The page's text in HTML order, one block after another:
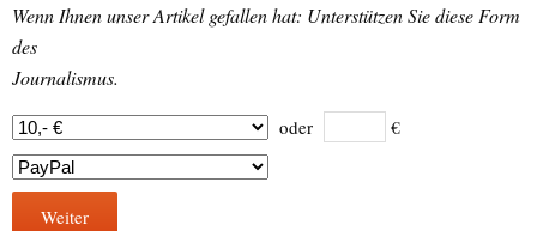
Wenn Ihnen unser Artikel gefallen hat: Unterstützen Sie diese Form
des
Journalismus.
oder €
Weiter